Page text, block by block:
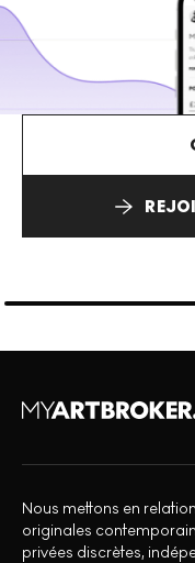
Nous mettons en
originales
privées discrètes,